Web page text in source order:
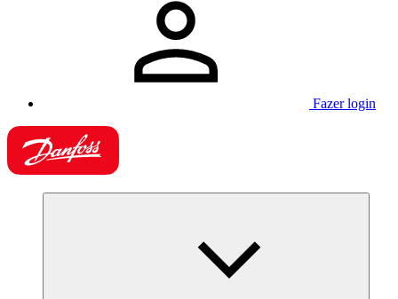
Fazer login